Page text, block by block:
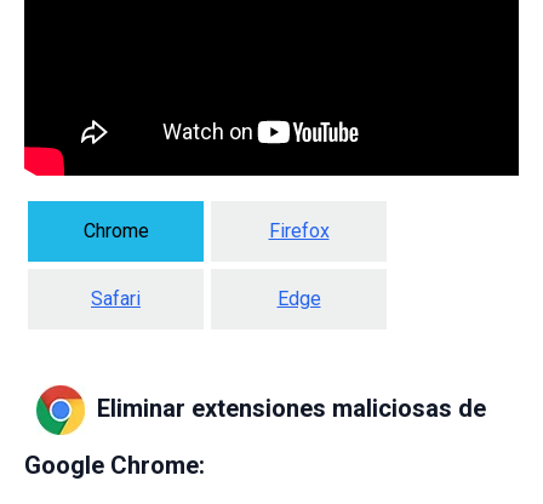
Chrome Firefox
Safari Edge
Eliminar extensiones maliciosas de
Google Chrome: